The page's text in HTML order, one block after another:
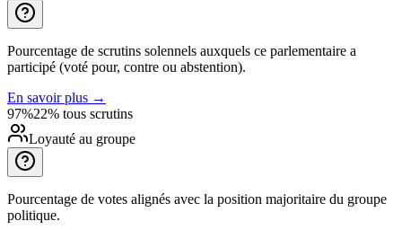
Pourcentage de scrutins solennels auxquels ce parlementaire a
participé (voté pour, contre ou abstention).
En savoir plus →
97%22% tous scrutins
Loyauté au groupe
Pourcentage de votes alignés avec la position majoritaire du groupe
politique.